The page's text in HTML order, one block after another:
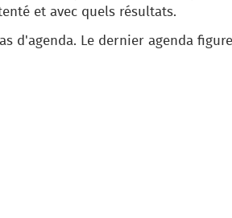
et avec quels résultats.
d'agenda. Le dernier agenda